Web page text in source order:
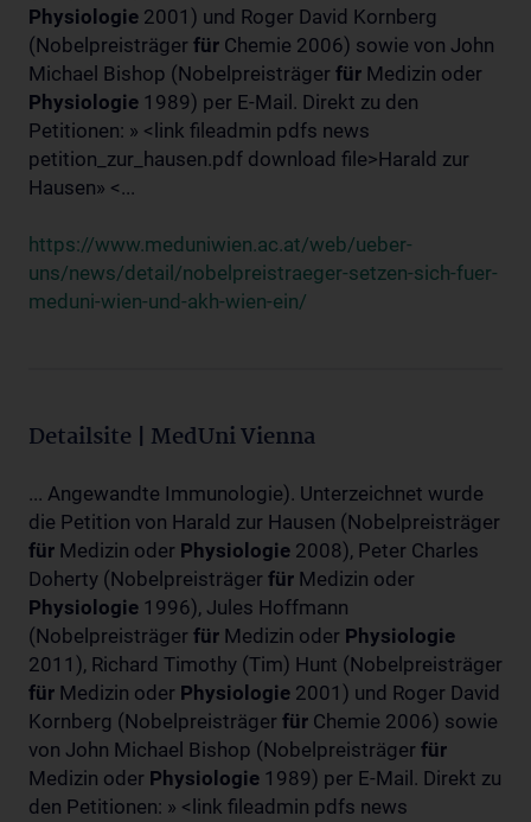
Physiologie 2001) und Roger David Kornberg
(Nobelpreisträger für Chemie 2006) sowie von John
Michael Bishop (Nobelpreisträger für Medizin oder
Physiologie 1989) per E-Mail. Direkt zu den
Petitionen: » <link fileadmin pdfs news
petition_zur_hausen.pdf download file>Harald zur
Hausen» <...
https://www.meduniwien.ac.at/web/ueber-
uns/news/detail/nobelpreistraeger-setzen-sich-fuer-
meduni-wien-und-akh-wien-ein/
Detailsite | MedUni Vienna
... Angewandte Immunologie). Unterzeichnet wurde
die Petition von Harald zur Hausen (Nobelpreisträger
für Medizin oder Physiologie 2008), Peter Charles
Doherty (Nobelpreisträger für Medizin oder
Physiologie 1996), Jules Hoffmann
(Nobelpreisträger für Medizin oder Physiologie
2011), Richard Timothy (Tim) Hunt (Nobelpreisträger
für Medizin oder Physiologie 2001) und Roger David
Kornberg (Nobelpreisträger für Chemie 2006) sowie
von John Michael Bishop (Nobelpreisträger für
Medizin oder Physiologie 1989) per E-Mail. Direkt zu
den Petitionen: » <link fileadmin pdfs news